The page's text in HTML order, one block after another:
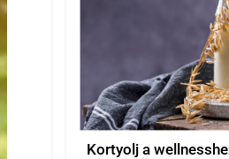
Kortyolj a